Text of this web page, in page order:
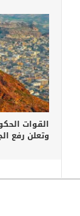
القوات
وتعلن رفع